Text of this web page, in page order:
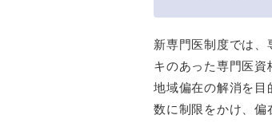
新専門医制度では
キのあった専門医
地域偏在の解消を目
数に制限をかけ、偏